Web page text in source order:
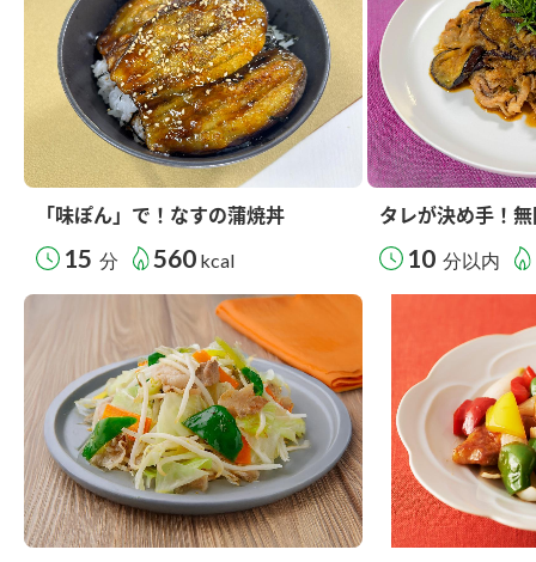
「味ぽん」で！なすの蒲焼丼
15 分 560 kcal
タレが決め手！
10 分以内